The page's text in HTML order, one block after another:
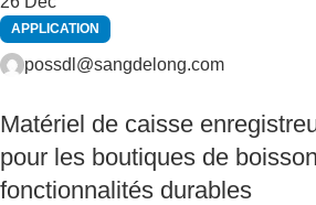
APPLICATION
possdl@sangdelong.com
Matériel de caisse
pour les boutiques de
fonctionnalités durables